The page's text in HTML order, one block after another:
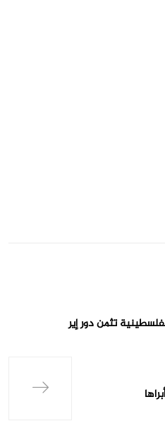
تثمن دور إير